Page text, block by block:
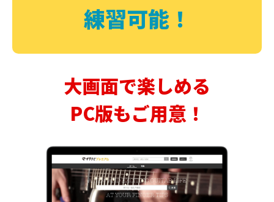
練習可能！
大画面で楽しめる
PC版もご用意！